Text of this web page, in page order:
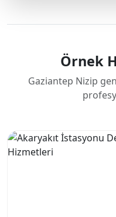
Örnek
Gaziantep Nizip